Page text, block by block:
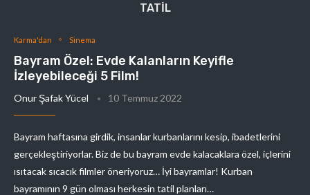
TATIL
Karma'dan Sinema
Bayram Özel: Evde Kalanların Keyifle
İzleyebileceği 5 Film!
Onur Şafak Yücel 10 Temmuz 2022
Bayram haftasına girdik, insanlar kurbanlarını kesip, ibadetlerini
gerçekleştiriyorlar. Biz de bu bayram evde kalacaklara özel, içlerini
ısıtacak sıcacık filmler öneriyoruz… İyi bayramlar! Kurban
bayramının 9 gün olması herkesin tatil planları…